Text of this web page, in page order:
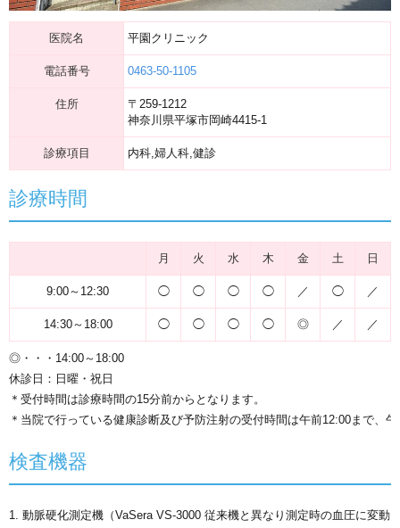
医院名 平園クリニック
電話番号 0463-50-1105
住所
〒259-1212
神奈川県平塚市岡崎4415-1
診療項目 内科,婦人科,健診
診療時間
月 火 水 木 金 土 日
9:00～12:30 ◯ ◯ ◯ ◯ ／ ◯ ／
14:30～18:00 ◯ ◯ ◯ ◯ ◎ ／ ／
◎・・・14:00～18:00
休診日： 日曜・祝日
＊受付時間は診療時間の15分前からとなります。
＊当院で行っている健康診断及び予防注射の受付時間は午前12:00まで、
検査機器
1. 動脈硬化測定機（VaSera VS-3000 従来機と異なり測定時の血圧に変動